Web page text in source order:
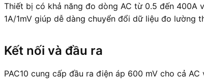
Thiết bị có khả năng đo dòng AC từ 0.5 đến 400A
1A/1mV giúp dễ dàng chuyển đổi dữ liệu đo lường
Kết nối và đầu ra
PAC10 cung cấp đầu ra điện áp 600 mV cho cả